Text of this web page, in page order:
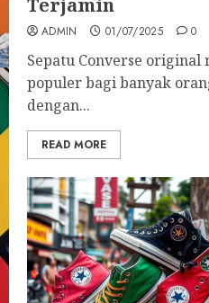
Terjamin
ADMIN 01/07/2025 0
Sepatu Converse
populer bagi banyak
dengan...
READ MORE